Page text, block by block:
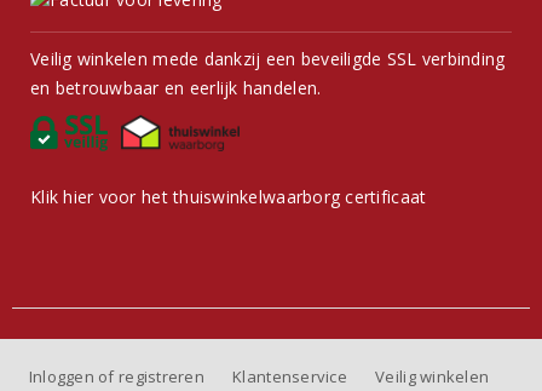
Veilig winkelen mede dankzij een beveiligde SSL verbinding
en betrouwbaar en eerlijk handelen.
Klik hier voor het thuiswinkelwaarborg certificaat
Inloggen of registreren Klantenservice
Veilig winkelen